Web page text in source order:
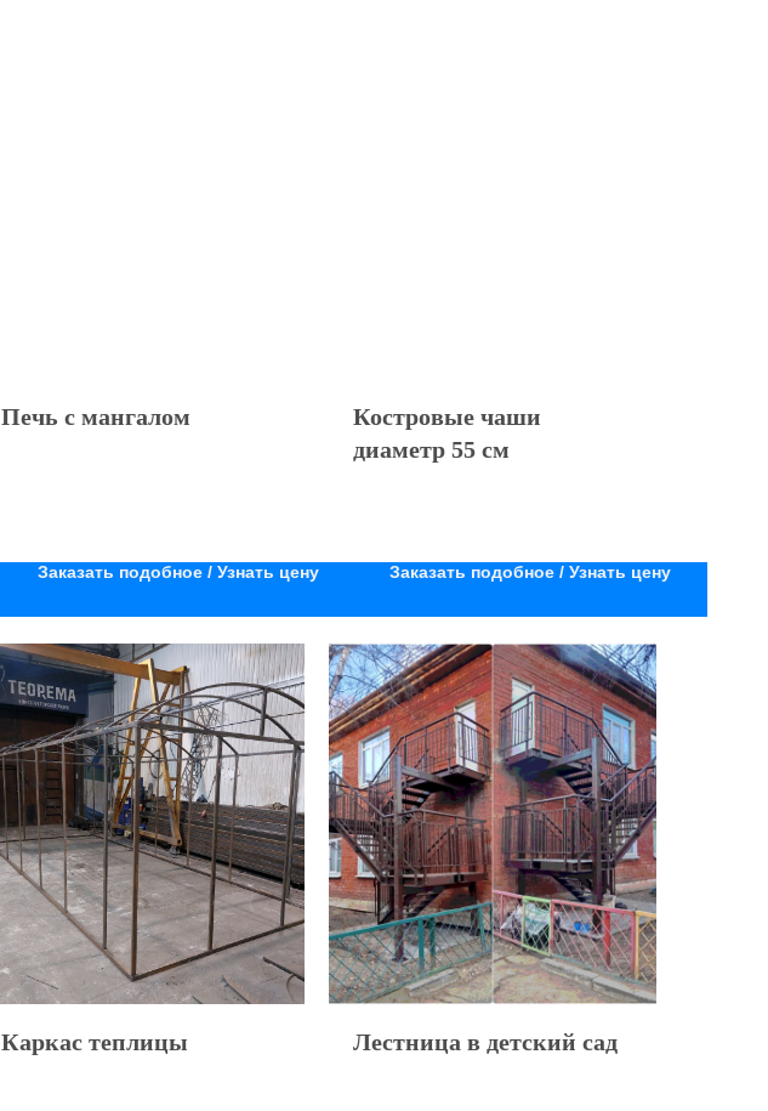
Печь с мангалом
Заказать подобное / Узнать цену
Костровые чаши
диаметр 55 см
Заказать подобное / Узнать цену
Каркас теплицы Лестница в детский сад